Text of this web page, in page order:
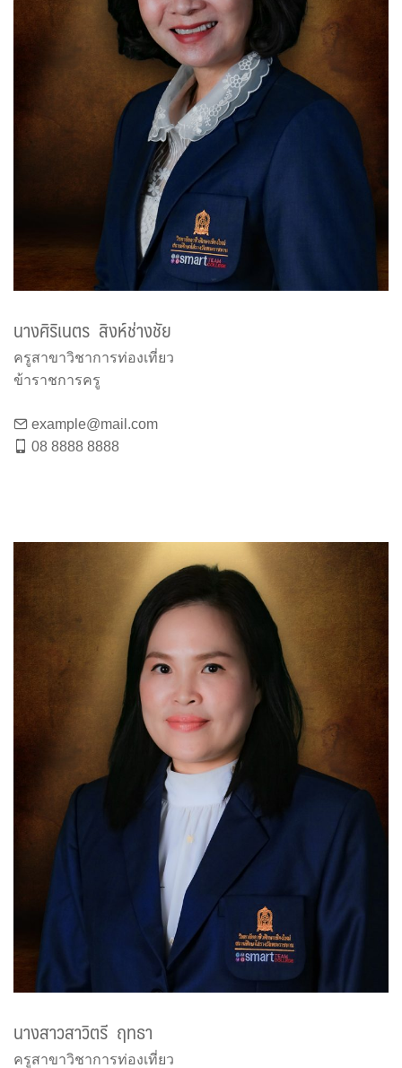
นางศิริเนตร สิงห์ช่างชัย
ครูสาขาวิชาการท่องเที่ยว
ข้าราชการครู
example@mail.com
08 8888 8888
นางสาวสาวิตรี ฤทธา
ครูสาขาวิชาการท่องเที่ยว